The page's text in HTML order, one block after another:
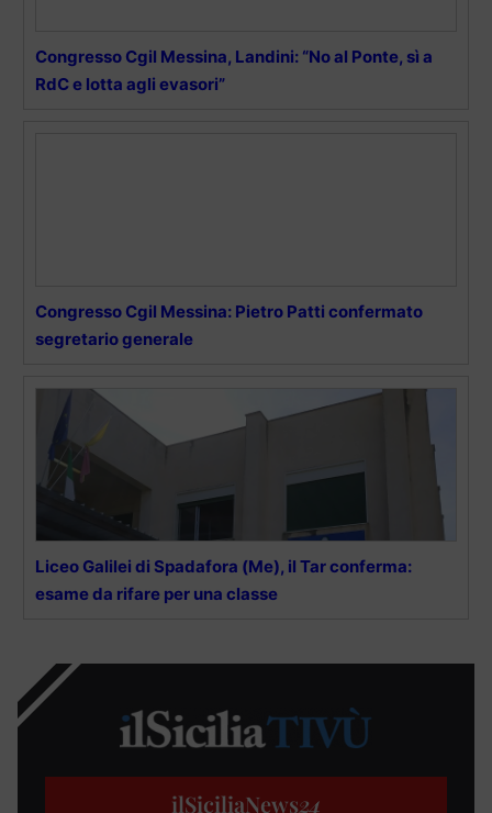
Congresso Cgil Messina, Landini: “No al Ponte, sì a
RdC e lotta agli evasori”
Congresso Cgil Messina: Pietro Patti confermato
segretario generale
Liceo Galilei di Spadafora (Me), il Tar conferma:
esame da rifare per una classe
ilSiciliaNews24